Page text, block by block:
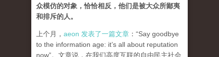
众模仿的对象，恰恰相反，他们是被大众所鄙夷
和排斥的人。
上个月， aeon 发表了一篇文章 ：“Say goodbye
to the information age: it’s all about reputation
now”。文章说，在我们高度互联的自由民主社会